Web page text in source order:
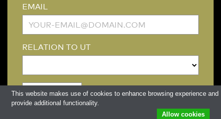
CONTACT
ARCHIVE
MORE
LINKS
DISCLAIMER / COPYRIGHT REDACTIESTATUUT/EDITORIAL STATUTE
EMAIL
RELATION TO UT
This website makes use of cookies to enhance browsing experience and
provide additional functionality.
Allow cookies